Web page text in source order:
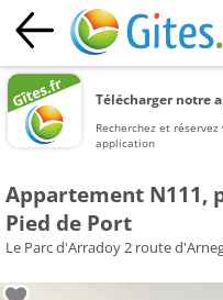
Télécharger notre
Recherchez et
application
Appartement N111,
Pied de Port
Le Parc d'Arradoy 2 route